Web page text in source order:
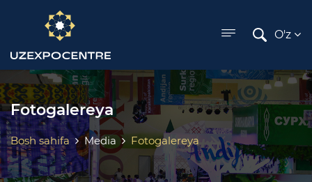
menu
O'z
Fotogalereya
Bosh sahifa Media Fotogalereya